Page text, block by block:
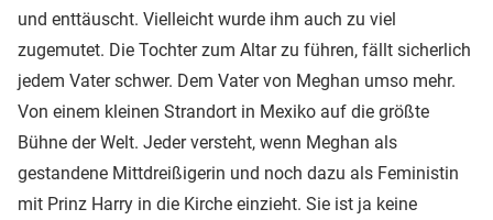
und enttäuscht. Vielleicht wurde ihm auch zu viel
zugemutet. Die Tochter zum Altar zu führen, fällt sicherlich
jedem Vater schwer. Dem Vater von Meghan umso mehr.
Von einem kleinen Strandort in Mexiko auf die größte
Bühne der Welt. Jeder versteht, wenn Meghan als
gestandene Mittdreißigerin und noch dazu als Feministin
mit Prinz Harry in die Kirche einzieht. Sie ist ja keine